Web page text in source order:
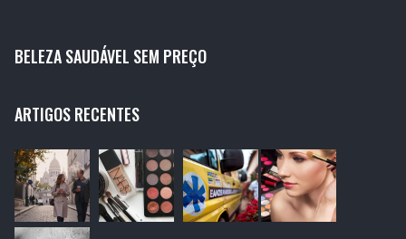
BELEZA SAUDÁVEL SEM PREÇO
ARTIGOS RECENTES